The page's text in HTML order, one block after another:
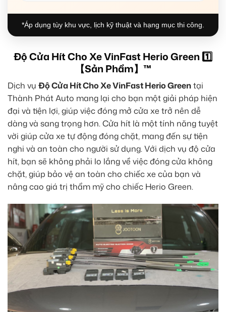
*Áp dụng tùy khu vực, lịch kỹ thuật và hạng mục thi công.
Độ Cửa Hít Cho Xe VinFast Herio Green 1️⃣
【Sản Phẩm】™
Dịch vụ Độ Cửa Hít Cho Xe VinFast Herio Greentại
Thành Phát Auto mang lại cho bạn một giải pháp hiện
đại và tiện lợi, giúp việc đóng mở cửa xe trở nên dễ
dàng và sang trọng hơn. Cửa hít là một tính năng tuyệt
vời giúp cửa xe tự động đóng chặt, mang đến sự tiện
nghi và an toàn cho người sử dụng. Với dịch vụ độ cửa
hít, bạn sẽ không phải lo lắng về việc đóng cửa không
chặt, giúp bảo vệ an toàn cho chiếc xe của bạn và
nâng cao giá trị thẩm mỹ cho chiếc Herio Green.